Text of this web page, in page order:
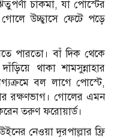
চাকমা, যা পোস্টের
উচ্ছ্বাসে ফেটে পড়ে
পারতো। বাঁ দিক থেকে
থাকা শামসুন্নাহার
বল লাগে পোস্টে,
রক্ষণভাগ। গোলের এমন
তরুণ ফরোয়ার্ড।
নেওয়া দূরপাল্লার ফ্রি